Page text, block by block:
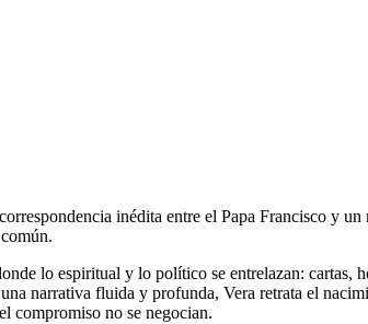
inédita entre el Papa Francisco y
lo espiritual y lo político se entrelazan:
narrativa fluida y profunda, Vera retrata el
compromiso no se negocian.